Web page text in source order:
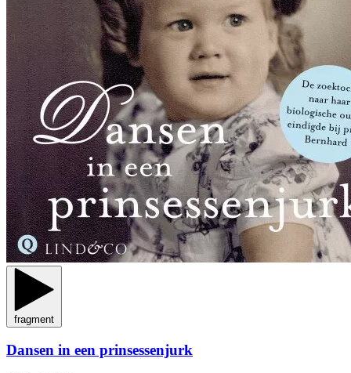
fragment
Dansen in een prinsessenjurk